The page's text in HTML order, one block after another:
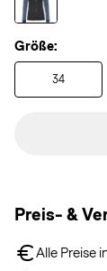
Größe:
34
Preis- &
Alle Preise